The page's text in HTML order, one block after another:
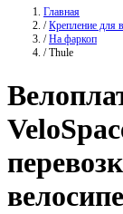
Главная
/ Крепление для
/ На фаркоп
/ Thule